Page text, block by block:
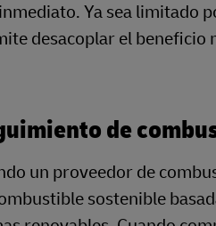
Ya sea limitado
desacoplar el
de
un proveedor de
sostenible